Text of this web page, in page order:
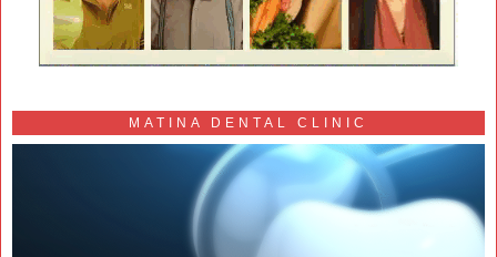
MATINA DENTAL CLINIC